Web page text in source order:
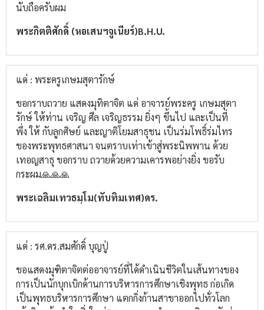
นับถือ​ครับผม
พระกิตติ​ศักดิ์​ (หอเสนฯจูเนียร์)​B.H.U.
แด่ : พระครูเกษมสุตารักษ์
ขอกราบถวาย แสดงมุทิตาจิต แด่ อาจารย์พระครู เกษมสุตา
รักษ์ ให้ท่าน เจริญ ศีล เจริญธรรม ยิ่งๆ ขึ้นไป และเป็นที่
พึ่ง ให้ กับลูกศิษย์ และญาติโยมสาธุชน เป็นร่มโพธิ์ร่มไทร
ของพระพุทธศาสนา จนตราบเท่าเข้าสู่พระนิพพาน ด้วย
เทอญสาธุ ขอกราบ ถวายด้วยความเคารพอย่างยิ่ง ขอรับ
กระผม🙏🙏🙏
พระเฉลิมเทวธมฺโม(ทับทิมเทศ)ดร.
แด่ : รศ.ดร.สมศักดิ์ บุญปู่
ขอแสดงมุฑิตาจิตต่ออาจารย์ที่ได้ดำเนินชีวิตในเส้นทางของ
การเป็นนักบุกเบิกด้านการบริหารการศึกษาเชิงพุทธ ก่อเกิด
เป็นพุทธบริหารการศึกษา แตกกิ่งก้านสาขาออกไปทั่วโลก